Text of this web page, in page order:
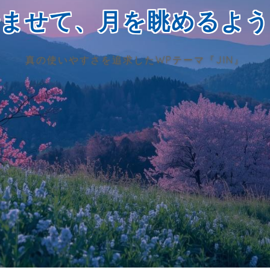
せて、月を眺めるよ
真の使いやすさを追求したWPテーマ『JIN』